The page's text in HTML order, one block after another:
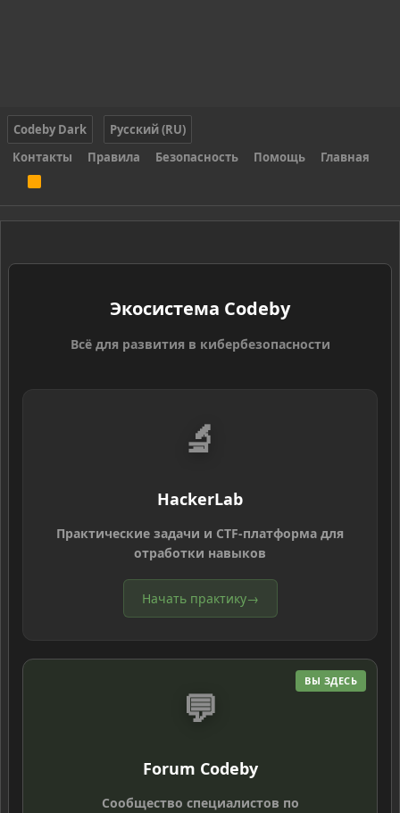
Codeby Dark
Русский (RU)
Контакты
Правила Безопасность Помощь Главная
S
Экосистема Codeby
Всё для развития в кибербезопасности
🔬
HackerLab
Практические задачи и CTF-платформа для
отработки навыков
Начать практику→
ВЫ ЗДЕСЬ
💬
Forum Codeby
Сообщество специалистов по